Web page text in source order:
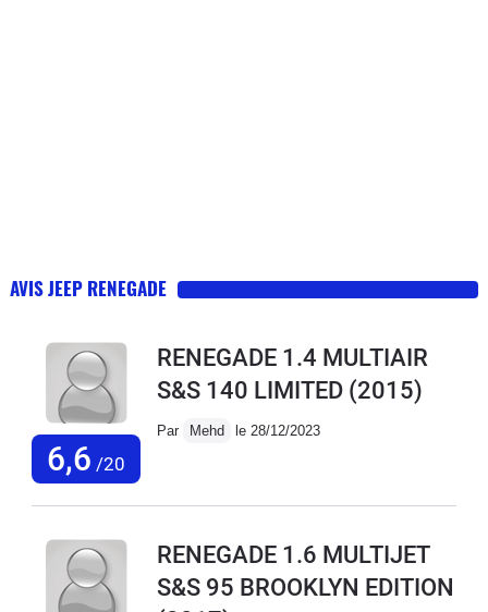
AVIS JEEP RENEGADE
6,6 /20
RENEGADE 1.4 MULTIAIR
S&S 140 LIMITED (2015)
Par Mehd le 28/12/2023
RENEGADE 1.6 MULTIJET
S&S 95 BROOKLYN EDITION